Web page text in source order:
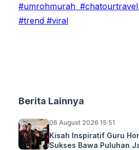
#umrohmurah
#trend #viral
Berita Lainnya
06 August 2026 15:51
Kisah Inspiratif Guru
Sukses Bawa Puluhan